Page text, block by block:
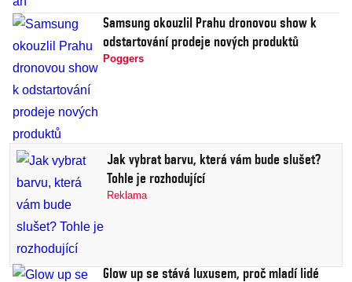
Samsung okouzlil Prahu dronovou show k
odstartování prodeje nových produktů
Poggers
Jak vybrat barvu, která vám bude slušet?
Tohle je rozhodující
Reklama
Glow up se stává luxusem, proč mladí lidé